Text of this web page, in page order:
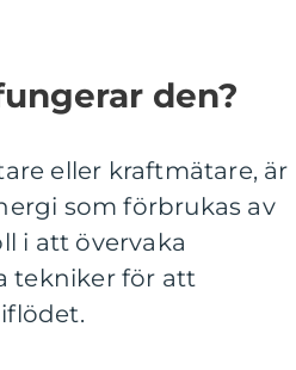
den?
eller kraftmätare, är
som förbrukas av
i att övervaka
tekniker för att